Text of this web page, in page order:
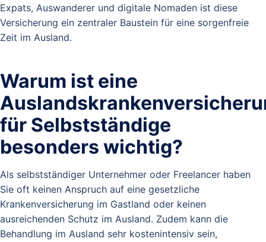
Expats, Auswanderer und digitale Nomaden ist diese
Versicherung ein zentraler Baustein für eine sorgenfreie
Zeit im Ausland.
Warum ist eine
für Selbstständige
besonders wichtig?
Als selbstständiger Unternehmer oder Freelancer haben
Sie oft keinen Anspruch auf eine gesetzliche
Krankenversicherung im Gastland oder keinen
ausreichenden Schutz im Ausland. Zudem kann die
Behandlung im Ausland sehr kostenintensiv sein,